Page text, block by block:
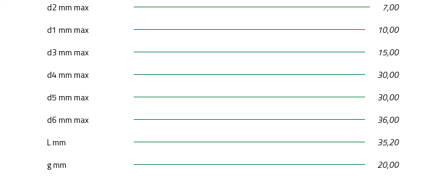
d2 mm max
7,00
d1 mm max
10,00
d3 mm max
15,00
d4 mm max
30,00
d5 mm max
30,00
d6 mm max
36,00
L mm
35,20
g mm
20,00